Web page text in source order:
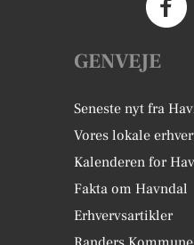
GENVEJE
Seneste nyt fra
Vores lokale
Kalenderen for
Fakta om Havndal
Erhvervsartikler